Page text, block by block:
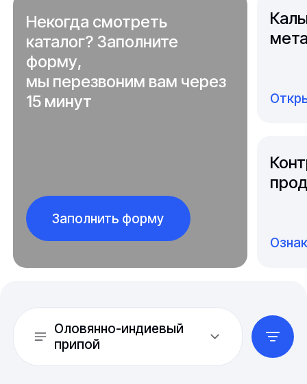
Некогда смотреть
каталог? Заполните
форму,
мы перезвоним вам через
15 минут
Заполнить форму
Оловянно-индиевый
припой